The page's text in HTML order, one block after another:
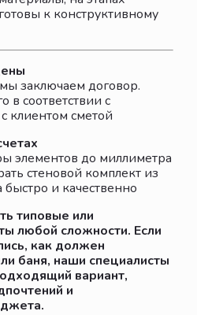
к конструктивному
заключаем договор.
в соответствии с
клиентом сметой
элементов до миллиметра
стеновой комплект из
быстро и качественно
типовые или
любой сложности. Если
как должен
баня, наши специалисты
вариант,
и